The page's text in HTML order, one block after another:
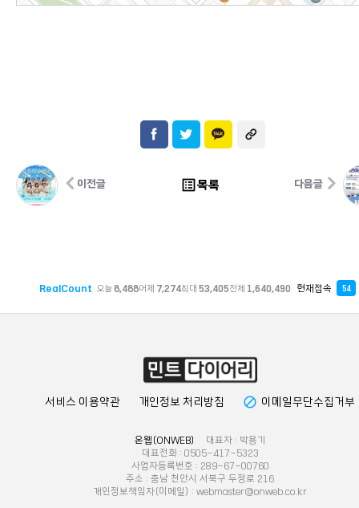
이전글 list_alt목록 다음글
RealCount 오늘8,488어제 7,274최대 53,405전체 1,640,490 현재접속 54
서비스 이용약관 개인정보 처리방침 block 이메일무단수집거부
온웹(ONWEB)
대표자 : 박용기
대표전화 : 0505-417-5323
사업자등록번호 : 289-67-00760
주소 : 충남 천안시 서북구 두정로 216
개인정보책임자(이메일) : webmaster@onweb.co.kr